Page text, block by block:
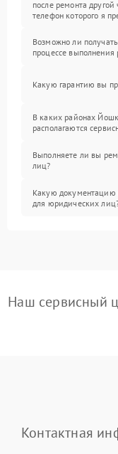
после ремонта
телефон которого я
Возможно ли
процессе выполнения
Какую гарантию вы
В каких районах
располагаются
Выполняете ли вы
лиц?
Какую документацию
для юридических
Наш сервисный
Контактная